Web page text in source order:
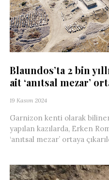
Blaundos’ta 2 bin
ait ‘anıtsal mezar’
19 Kasım 2024
Garnizon kenti olarak
yapılan kazılarda, Erken
‘anıtsal mezar’ ortaya